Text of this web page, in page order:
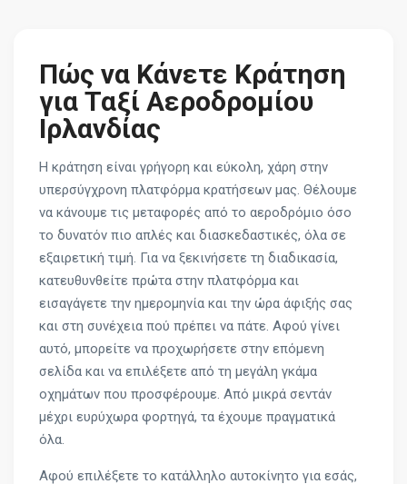
Πώς να Κάνετε Κράτηση
για Ταξί Αεροδρομίου
Ιρλανδίας
Η κράτηση είναι γρήγορη και εύκολη, χάρη στην
υπερσύγχρονη πλατφόρμα κρατήσεων μας. Θέλουμε
να κάνουμε τις μεταφορές από το αεροδρόμιο όσο
το δυνατόν πιο απλές και διασκεδαστικές, όλα σε
εξαιρετική τιμή. Για να ξεκινήσετε τη διαδικασία,
κατευθυνθείτε πρώτα στην πλατφόρμα και
εισαγάγετε την ημερομηνία και την ώρα άφιξής σας
και στη συνέχεια πού πρέπει να πάτε. Αφού γίνει
αυτό, μπορείτε να προχωρήσετε στην επόμενη
σελίδα και να επιλέξετε από τη μεγάλη γκάμα
οχημάτων που προσφέρουμε. Από μικρά σεντάν
μέχρι ευρύχωρα φορτηγά, τα έχουμε πραγματικά
όλα.
Αφού επιλέξετε το κατάλληλο αυτοκίνητο για εσάς,